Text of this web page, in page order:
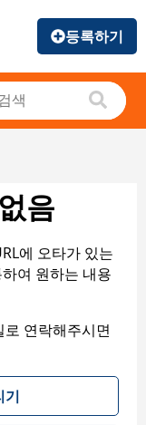
등록하기
음
에 오타가 있는
여 원하는 내용
연락해주시면
기